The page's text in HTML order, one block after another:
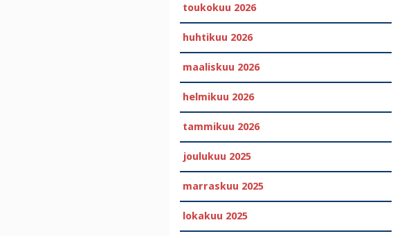
toukokuu 2026
huhtikuu 2026
maaliskuu 2026
helmikuu 2026
tammikuu 2026
joulukuu 2025
marraskuu 2025
lokakuu 2025